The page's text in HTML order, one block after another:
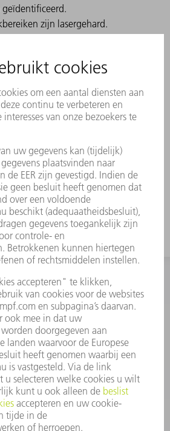
zijn lasergehard.
en uitvoering met radius 3
van scherpe buigingen
matrijzen kan het voorkomen
plaat in de matrijs
te zitten. TRUMPF-
lossen dit probleem
INFORMATIE
Veel gestelde vragen
voorwaarden
CONTACT
+31 88 4002 400
- vr. 8.00 - 17.00 uur